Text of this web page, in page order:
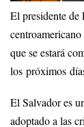
El presidente
que se estará
los próximos
El Salvador es
adoptado a las